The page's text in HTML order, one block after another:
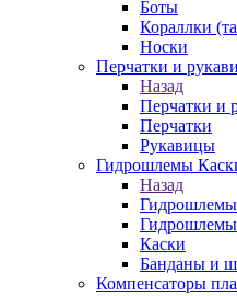
Боты
Кораллки
Носки
Перчатки и
Назад
Перчатки и
Перчатки
Рукавицы
Гидрошлемы
Назад
Гидрошлемы
Каски
Банданы и
Компенсаторы